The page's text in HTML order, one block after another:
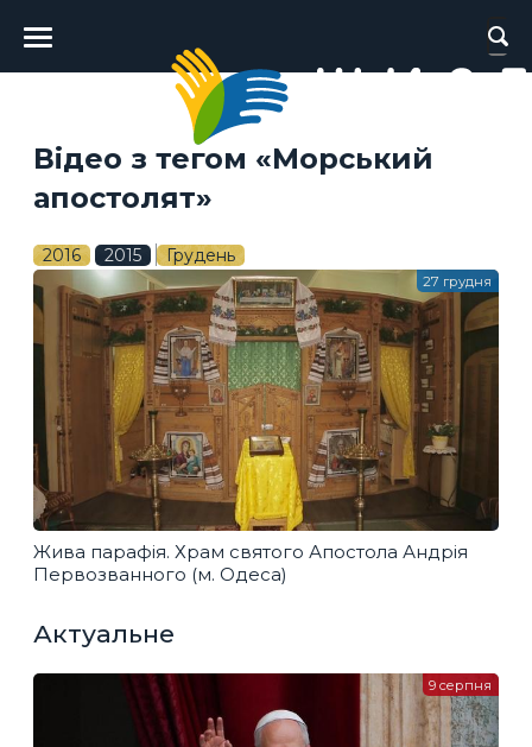
Головне
меню
Відео з тегом «Морський
апостолят»
2016 2015 Грудень
Жива парафія. Храм святого Апостола Андрія
Первозванного (м. Одеса)
27 грудня
Актуальне
9 серпня